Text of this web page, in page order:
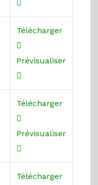
Télécharger
Prévisualiser
Télécharger
Prévisualiser
Télécharger